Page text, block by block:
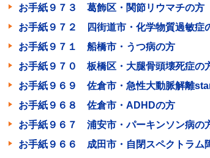
お手紙９７３ 葛飾区・関節リウマチの方
お手紙９７２ 四街道市・化学物質過敏症
お手紙９７１ 船橋市・うつ病の方
お手紙９７０ 板橋区・大腿骨頭壊死症の
お手紙９６９ 佐倉市・急性大動脈解離
お手紙９６８ 佐倉市・ADHDの方
お手紙９６７ 浦安市・パーキンソン病の
お手紙９６６ 成田市・自閉スペクトラム